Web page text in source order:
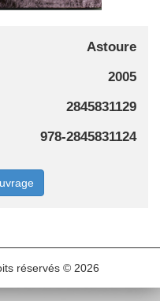
Astoure
2005
2845831129
978-2845831124
réservés © 2026